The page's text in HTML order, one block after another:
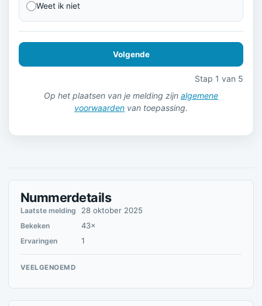
Weet ik niet
Volgende
Stap 1 van 5
Op het plaatsen van je melding zijn algemene
voorwaarden van toepassing.
Nummerdetails
Laatste melding 28 oktober 2025
Bekeken 43×
Ervaringen 1
VEELGENOEMD